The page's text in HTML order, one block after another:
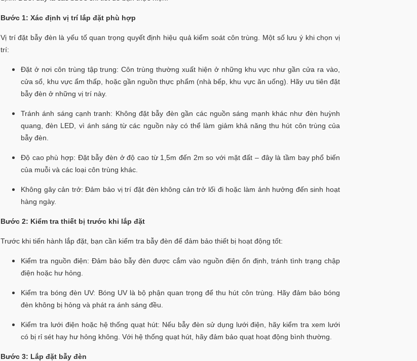
Bước 1: Xác định vị trí lắp đặt phù hợp
Vị trí đặt bẫy đèn là yếu tố quan trọng quyết định hiệu quả kiểm soát côn trùng. Một số lưu ý khi chọn vị
trí:
Đặt ở nơi côn trùng tập trung: Côn trùng thường xuất hiện ở những khu vực như gần cửa ra vào,
cửa sổ, khu vực ẩm thấp, hoặc gần nguồn thực phẩm (nhà bếp, khu vực ăn uống). Hãy ưu tiên đặt
bẫy đèn ở những vị trí này.
Tránh ánh sáng cạnh tranh: Không đặt bẫy đèn gần các nguồn sáng mạnh khác như đèn huỳnh
quang, đèn LED, vì ánh sáng từ các nguồn này có thể làm giảm khả năng thu hút côn trùng của
bẫy đèn.
Độ cao phù hợp: Đặt bẫy đèn ở độ cao từ 1,5m đến 2m so với mặt đất – đây là tầm bay phổ biến
của muỗi và các loại côn trùng khác.
Không gây cản trở: Đảm bảo vị trí đặt đèn không cản trở lối đi hoặc làm ảnh hưởng đến sinh hoạt
hàng ngày.
Bước 2: Kiểm tra thiết bị trước khi lắp đặt
Trước khi tiến hành lắp đặt, bạn cần kiểm tra bẫy đèn để đảm bảo thiết bị hoạt động tốt:
Kiểm tra nguồn điện: Đảm bảo bẫy đèn được cắm vào nguồn điện ổn định, tránh tình trạng chập
điện hoặc hư hỏng.
Kiểm tra bóng đèn UV: Bóng UV là bộ phận quan trọng để thu hút côn trùng. Hãy đảm bảo bóng
đèn không bị hỏng và phát ra ánh sáng đều.
Kiểm tra lưới điện hoặc hệ thống quạt hút: Nếu bẫy đèn sử dụng lưới điện, hãy kiểm tra xem lưới
có bị rỉ sét hay hư hỏng không. Với hệ thống quạt hút, hãy đảm bảo quạt hoạt động bình thường.
Bước 3: Lắp đặt bẫy đèn